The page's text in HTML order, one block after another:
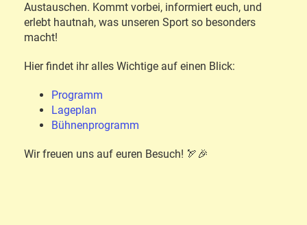
Austauschen. Kommt vorbei, informiert euch, und
erlebt hautnah, was unseren Sport so besonders
macht!
Hier findet ihr alles Wichtige auf einen Blick:
Programm
Lageplan
Bühnenprogramm
Wir freuen uns auf euren Besuch! 🏹🎉